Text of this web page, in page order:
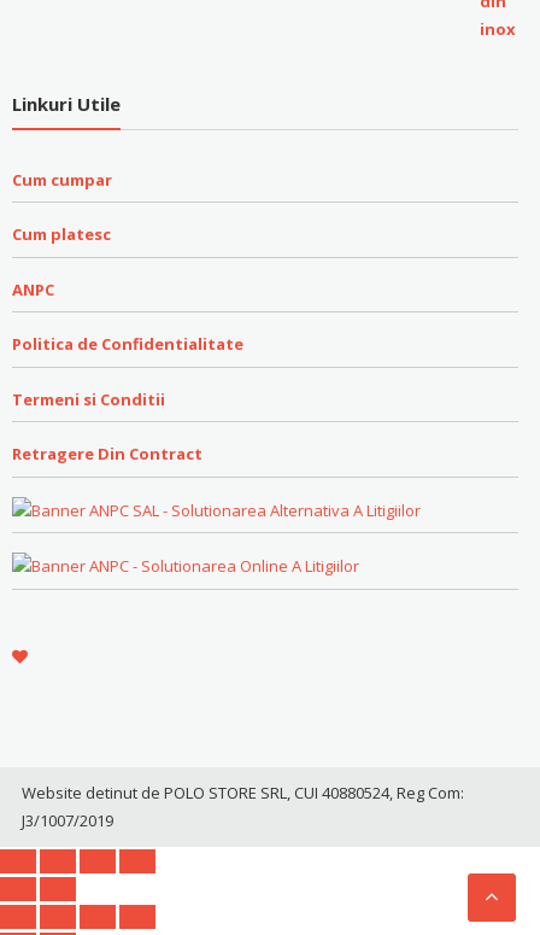
Linkuri Utile
Cum cumpar
Cum platesc
ANPC
Politica de Confidentialitate
Termeni si Conditii
Retragere Din Contract
Website detinut de POLO STORE SRL, CUI 40880524, Reg Com:
J3/1007/2019